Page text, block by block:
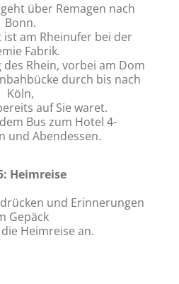
über Remagen nach
Bonn.
am Rheinufer bei der
Fabrik.
Rhein, vorbei am Dom
durch bis nach
Köln,
auf Sie waret.
Bus zum Hotel 4-
und Abendessen.
Heimreise
und Erinnerungen
Gepäck
Heimreise an.